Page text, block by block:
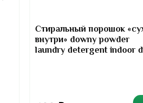
Стиральный порошок
внутри» downy powder
laundry detergent indoor